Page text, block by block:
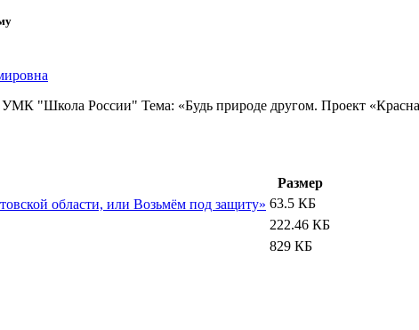
"Школа России" Тема: «Будь природе другом. Проект
Размер
области, или Возьмём под защиту» 63.5 КБ
222.46 КБ
829 КБ